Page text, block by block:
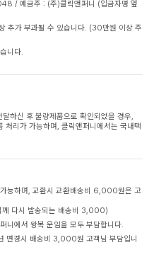
/ 예금주 : (주)클릭앤퍼니 (입금자명 옆
추가 부과될 수 있습니다. (30만원 이상 주
니다.
하신 후 불량제품으로 확인되었을 경우,
처리가 가능하며, 클릭앤퍼니에서는 국내택
능하며, 교환시 교환배송비 6,000원은 고
다시 발송되는 배송비 3,000)
니에서 왕복 운임을 모두 부담합니다.
변경시 배송비 3,000원 고객님 부담입니